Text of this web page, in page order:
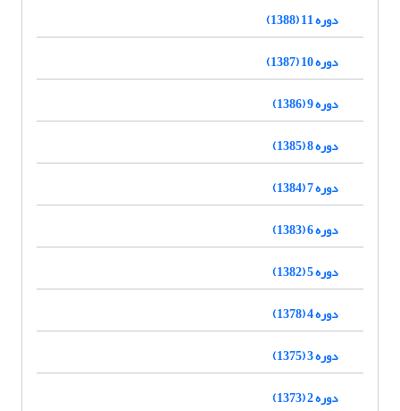
دوره 11 (1388)
دوره 10 (1387)
دوره 9 (1386)
دوره 8 (1385)
دوره 7 (1384)
دوره 6 (1383)
دوره 5 (1382)
دوره 4 (1378)
دوره 3 (1375)
دوره 2 (1373)